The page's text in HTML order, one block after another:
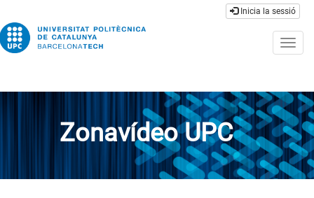
Inicia la sessió
Zonavídeo UPC